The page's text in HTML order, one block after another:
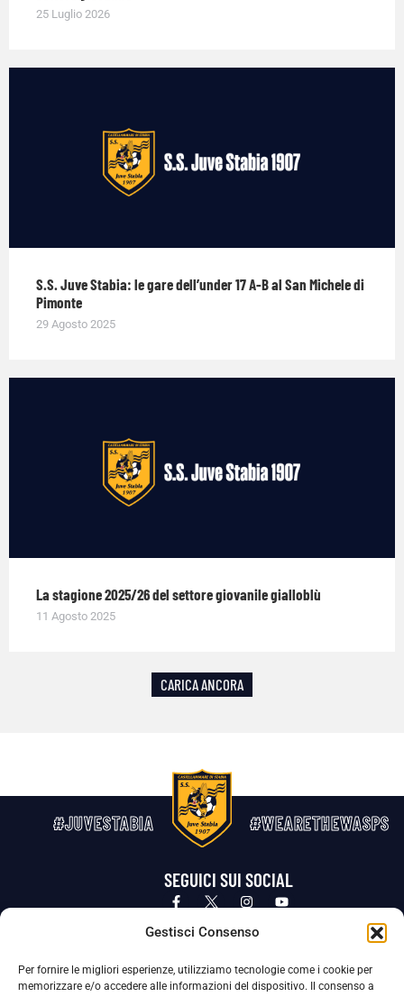
Gestisci Consenso
Per fornire le migliori esperienze, utilizziamo tecnologie come i cookie per
memorizzare e/o accedere alle informazioni del dispositivo. Il consenso a
25 Luglio 2026
S.S. Juve Stabia: le gare dell’under 17 A-B al San Michele di
Pimonte
29 Agosto 2025
La stagione 2025/26 del settore giovanile gialloblù
11 Agosto 2025
CARICA ANCORA
#JUVESTABIA #WEARETHEWASPS
SEGUICI SUI SOCIAL
Privacy Policy Cookie Policy
La Società ha nominato il Responsabile della Protezione dei Dati Personali (DPO), figura specializzata che vigila sulle modalità